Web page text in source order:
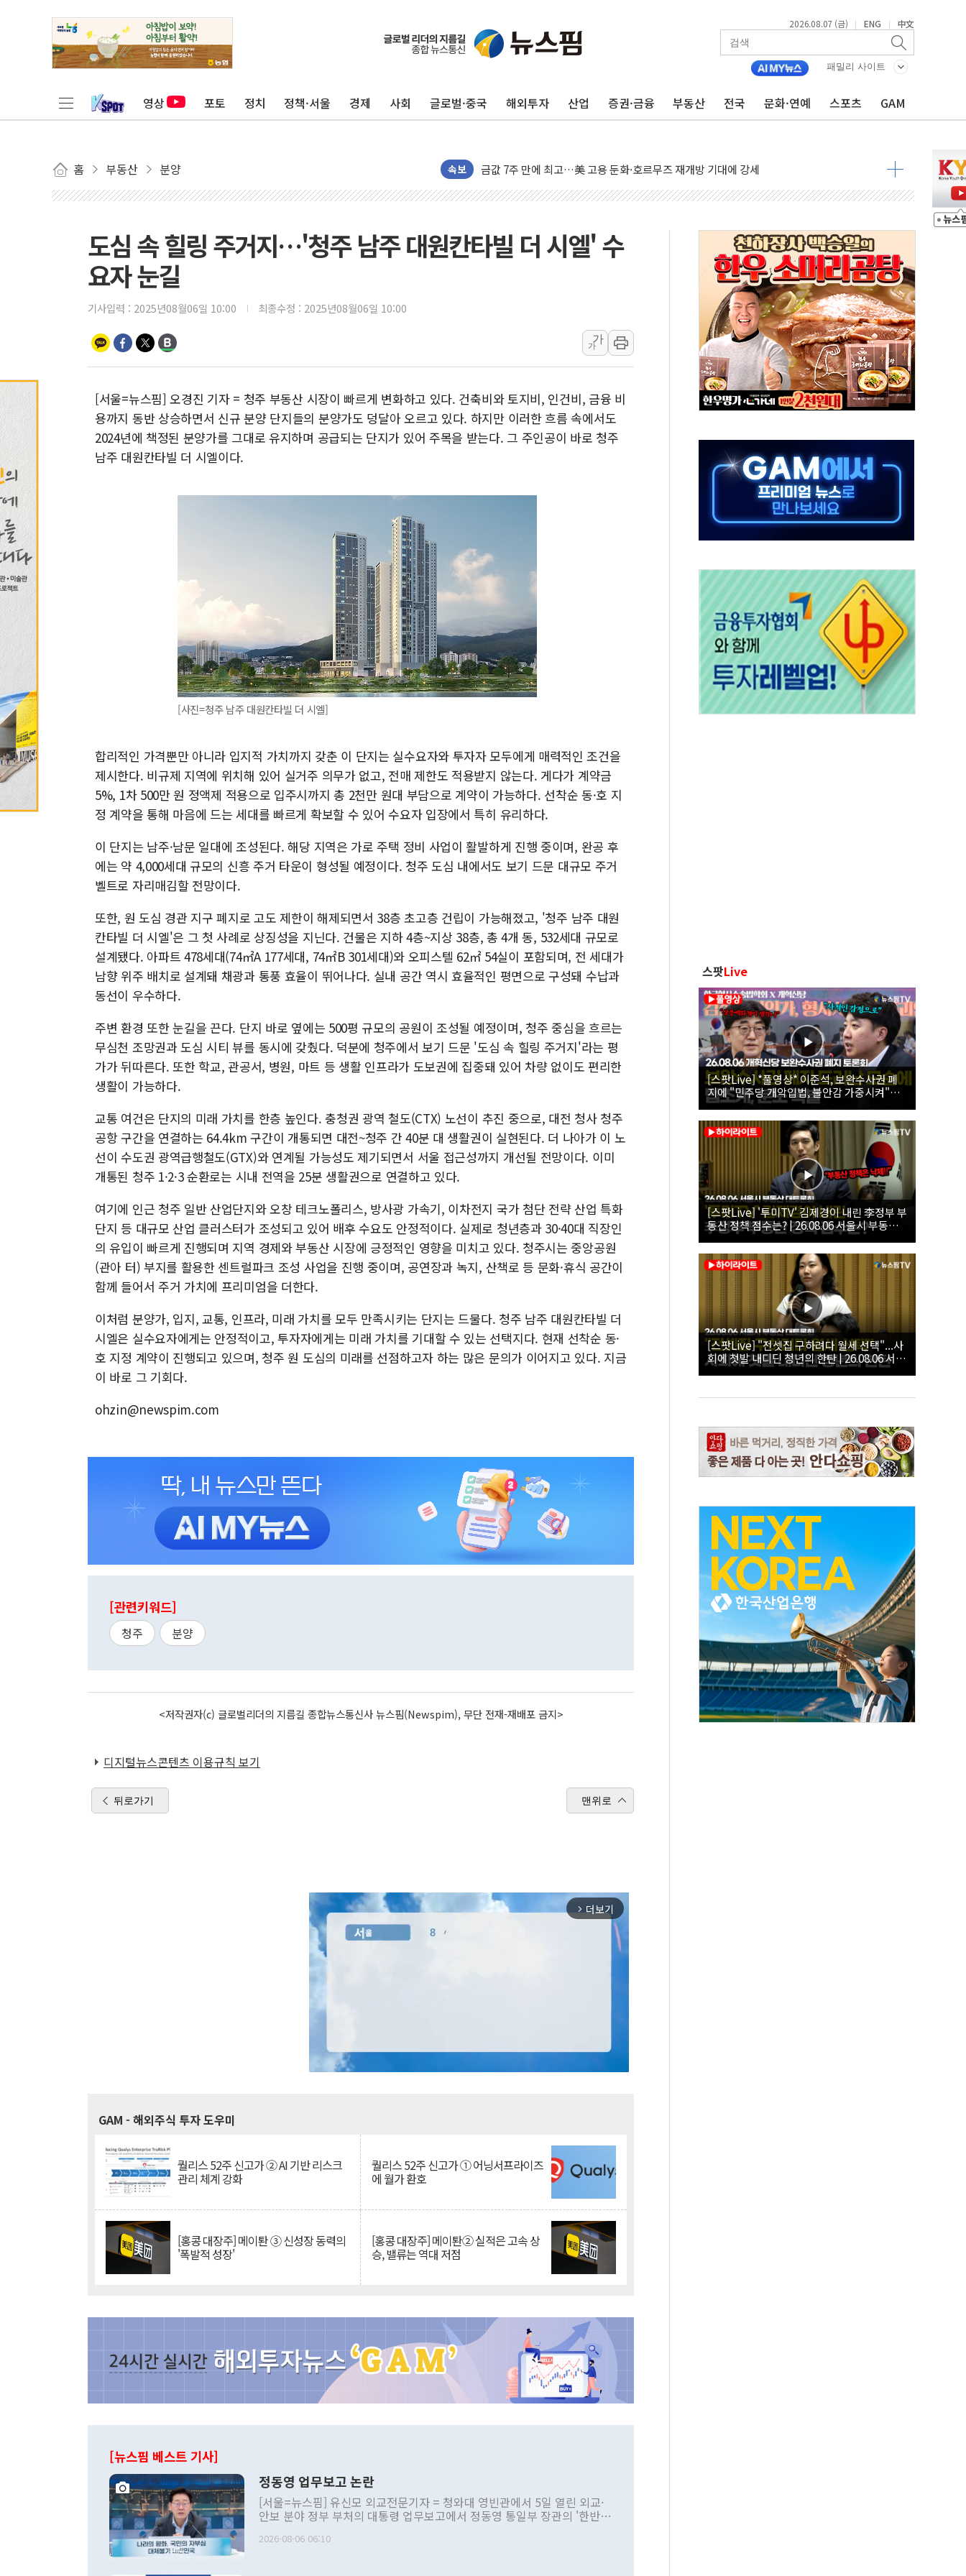
2026.08.07 (금) | ENG | 中文
패밀리 사이트
영상 포토 정치 정책·서울 경제 사회 글로벌·중국 해외투자 산업 증권·금융 부동산 전국 문화·연예 스포츠 GAM
홈 부동산 분양 속보
구광모, 내주 실리콘밸리서 젠슨 황 재회…로봇·AI 데이터센터·모빌리티 구체화
뉴욕증시 개장 전 특징주...모더나·아이온큐·도어대시↑ VS 샌디스크·피그마·앱러빈↓
김정관 장관 "영업이익 N% 성과급 반대…상법·자본시장법 개정 논의"
뉴욕증시 프리뷰, 미 주가선물 AI주 차익실현 속 혼조세...웨스턴디지털·샌디스크↓
금값 7주 만에 최고…美 고용 둔화·호르무즈 재개방 기대에 강세
[인도증시] 중동 긴장 완화에 실적 호조까지, 상승...호실적 보고 기업 상승세 뚜렷
[베트남 증시] 지수 하락 속 'DGC' 임시 주총 기대감에 홀로 상한가…마진 잔액은 사상 최고
'월가의 황제' 다이먼 "금융시장 레버리지 위험수위…숨은 차입이 더 큰 변수"
양주 섬유염색공장서 화재 1명 중상…대응 1단계 진압 중
김정관 산업부 장관 "주 52시간 손봐야, 경쟁상대 中과 비교해야"
해군 1함대 창설 80주년…지역과 함께하는 '선봉'의 대민 봉사
[3보] 북, 원산서 동해로 단거리 탄도미사일 1발 발사… 올해 10번째·42일 만 도발
우크라 드론 전술, 중남미 콜롬비아에 새 안보 위기… 반군·마약카르텔이 습득해 전투 활용
주한미군 "오산기지 누출, 백린 아닌 무해한 표면 부식 물질"
구미 폐염산처리업체서 불 2시간30여분만에 진화...외국인 노동자 숨져
해군과 함께하는 '불금전파, 송정' 시즌2
강원도 폭염특보 11일째…온열질환·가축 피해 최소화 '총력 대응'
도심 속 힐링 주거지…'청주 남주 대원칸타빌 더 시엘' 수
요자 눈길
기사입력 : 2025년08월06일 10:00 최종수정 : 2025년08월06일 10:00
가
가
[서울=뉴스핌] 오경진 기자 = 청주 부동산 시장이 빠르게 변화하고 있다. 건축비와 토지비, 인건비, 금융 비
용까지 동반 상승하면서 신규 분양 단지들의 분양가도 덩달아 오르고 있다. 하지만 이러한 흐름 속에서도
2024년에 책정된 분양가를 그대로 유지하며 공급되는 단지가 있어 주목을 받는다. 그 주인공이 바로 청주
남주 대원칸타빌 더 시엘이다.
[사진=청주 남주 대원칸타빌 더 시엘]
합리적인 가격뿐만 아니라 입지적 가치까지 갖춘 이 단지는 실수요자와 투자자 모두에게 매력적인 조건을
제시한다. 비규제 지역에 위치해 있어 실거주 의무가 없고, 전매 제한도 적용받지 않는다. 게다가 계약금
5%, 1차 500만 원 정액제 적용으로 입주시까지 총 2천만 원대 부담으로 계약이 가능하다. 선착순 동·호 지
정 계약을 통해 마음에 드는 세대를 빠르게 확보할 수 있어 수요자 입장에서 특히 유리하다.
이 단지는 남주·남문 일대에 조성된다. 해당 지역은 가로 주택 정비 사업이 활발하게 진행 중이며, 완공 후
에는 약 4,000세대 규모의 신흥 주거 타운이 형성될 예정이다. 청주 도심 내에서도 보기 드문 대규모 주거
벨트로 자리매김할 전망이다.
또한, 원 도심 경관 지구 폐지로 고도 제한이 해제되면서 38층 초고층 건립이 가능해졌고, '청주 남주 대원
칸타빌 더 시엘'은 그 첫 사례로 상징성을 지닌다. 건물은 지하 4층~지상 38층, 총 4개 동, 532세대 규모로
설계됐다. 아파트 478세대(74㎡A 177세대, 74㎡B 301세대)와 오피스텔 62㎡ 54실이 포함되며, 전 세대가
남향 위주 배치로 설계돼 채광과 통풍 효율이 뛰어나다. 실내 공간 역시 효율적인 평면으로 구성돼 수납과
동선이 우수하다.
주변 환경 또한 눈길을 끈다. 단지 바로 옆에는 500평 규모의 공원이 조성될 예정이며, 청주 중심을 흐르는
무심천 조망권과 도심 시티 뷰를 동시에 갖췄다. 덕분에 청주에서 보기 드문 '도심 속 힐링 주거지'라는 평
가가 뒤따른다. 또한 학교, 관공서, 병원, 마트 등 생활 인프라가 도보권에 집중돼 있어 차량 없이도 편리한
생활이 가능하다.
교통 여건은 단지의 미래 가치를 한층 높인다. 충청권 광역 철도(CTX) 노선이 추진 중으로, 대전 청사 청주
공항 구간을 연결하는 64.4km 구간이 개통되면 대전~청주 간 40분 대 생활권이 실현된다. 더 나아가 이 노
선이 수도권 광역급행철도(GTX)와 연계될 가능성도 제기되면서 서울 접근성까지 개선될 전망이다. 이미
개통된 청주 1·2·3 순환로는 시내 전역을 25분 생활권으로 연결하고 있다.
여기에 인근 청주 일반 산업단지와 오창 테크노폴리스, 방사광 가속기, 이차전지 국가 첨단 전략 산업 특화
단지 등 대규모 산업 클러스터가 조성되고 있어 배후 수요도 안정적이다. 실제로 청년층과 30·40대 직장인
의 유입이 빠르게 진행되며 지역 경제와 부동산 시장에 긍정적인 영향을 미치고 있다. 청주시는 중앙공원
(관아 터) 부지를 활용한 센트럴파크 조성 사업을 진행 중이며, 공연장과 녹지, 산책로 등 문화·휴식 공간이
함께 들어서 주거 가치에 프리미엄을 더한다.
이처럼 분양가, 입지, 교통, 인프라, 미래 가치를 모두 만족시키는 단지는 드물다. 청주 남주 대원칸타빌 더
시엘은 실수요자에게는 안정적이고, 투자자에게는 미래 가치를 기대할 수 있는 선택지다. 현재 선착순 동·
호 지정 계약이 진행되고 있으며, 청주 원 도심의 미래를 선점하고자 하는 많은 문의가 이어지고 있다. 지금
이 바로 그 기회다.
ohzin@newspim.com
[관련키워드]
청주 분양
<저작권자(c) 글로벌리더의 지름길 종합뉴스통신사 뉴스핌(Newspim), 무단 전재-재배포 금지>
디지털뉴스콘텐츠 이용규칙 보기
뒤로가기 맨위로
arrow_forward_ios 더보기
GAM - 해외주식 투자 도우미
퀄리스 52주 신고가 ② AI 기반 리스크
관리 체계 강화
퀄리스 52주 신고가 ① 어닝서프라이즈
에 월가 환호
[홍콩 대장주] 메이퇀 ③ 신성장 동력의
'폭발적 성장'
[홍콩 대장주] 메이퇀② 실적은 고속 상
승, 밸류는 역대 저점
[뉴스핌 베스트 기사]
정동영 업무보고 논란
[서울=뉴스핌] 유신모 외교전문기자 = 청와대 영빈관에서 5일 열린 외교·
안보 분야 정부 부처의 대통령 업무보고에서 정동영 통일부 장관의 '한반도
발언 중에는 정부 내 조율을 거치지 않은 사안을 정책으로 추진하겠다고 공
2026-08-06 06:10
스팟Live
[스팟Live] *풀영상* 이준석, 보완수사권 폐
지에 "민주당 개악입법, 불안감 가중시켜"｜
26.08.06 개혁신당 보완수사권 폐지 토론회
[스팟Live] '투미TV' 김제경이 내린 李정부 부
동산 정책 점수는? | 26.08.06 서울시 부동산
대토론회
[스팟Live] "전셋집 구하려다 월세 선택"...사
회에 첫발 내디딘 청년의 한탄 | 26.08.06 서울
시 부동산 대토론회